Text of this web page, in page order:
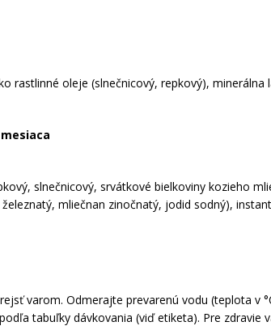
rastlinné oleje (slnečnicový, repkový),
slnečnicový, srvátkové bielkoviny kozieho
mliečnan zinočnatý, jodid sodný),
varom. Odmerajte prevarenú vodu (teplota
tabuľky dávkovania (viď etiketa). Pre